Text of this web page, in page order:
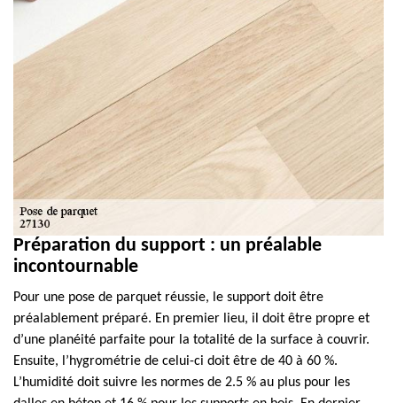
Préparation du support : un préalable
incontournable
Pour une pose de parquet réussie, le support doit être
préalablement préparé. En premier lieu, il doit être propre et
d’une planéité parfaite pour la totalité de la surface à couvrir.
Ensuite, l’hygrométrie de celui-ci doit être de 40 à 60 %.
L’humidité doit suivre les normes de 2.5 % au plus pour les